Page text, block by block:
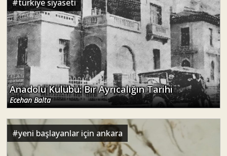
#türkiye siyaseti
Anadolu Kulübü: Bir Ayrıcalığın Tarihi
Ecehan Balta
#yeni başlayanlar için ankara